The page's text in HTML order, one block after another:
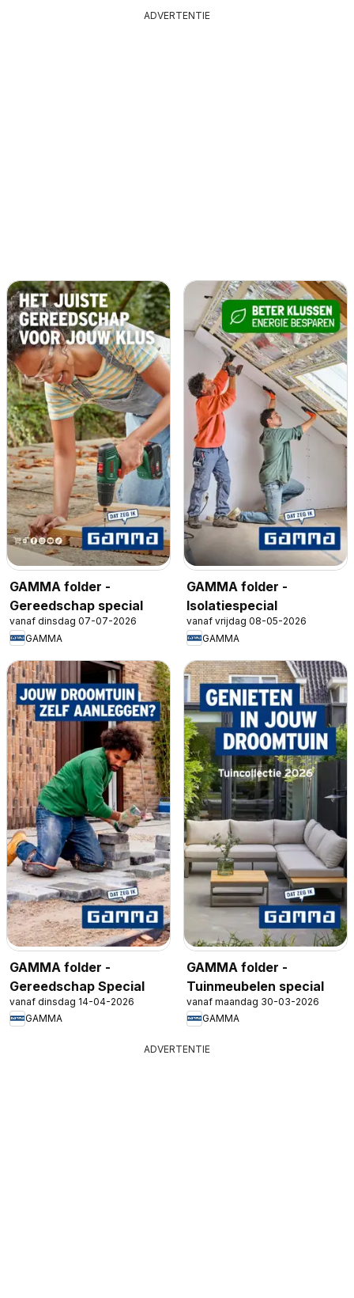
ADVERTENTIE
GAMMA folder -
Gereedschap special
vanaf dinsdag 07-07-2026
GAMMA
GAMMA folder -
Isolatiespecial
vanaf vrijdag 08-05-2026
GAMMA
GAMMA folder -
Gereedschap Special
vanaf dinsdag 14-04-2026
GAMMA
GAMMA folder -
Tuinmeubelen special
vanaf maandag 30-03-2026
GAMMA
ADVERTENTIE